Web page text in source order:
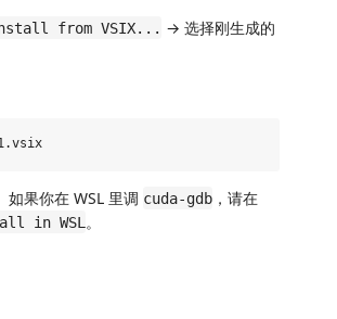
from VSIX... → 选择刚生成的
果你在 WSL 里调 cuda-gdb ，请在
in WSL 。